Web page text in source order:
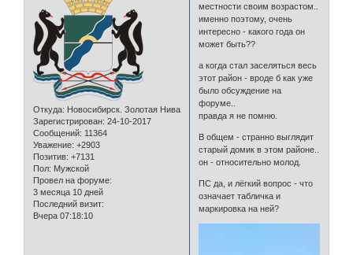
Откуда: Новосибирск. Золотая Нива
Зарегистрирован: 24-10-2017
Сообщений: 11364
Уважение: +2903
Позитив: +7131
Пол: Мужской
Провел на форуме:
3 месяца 10 дней
Последний визит:
Вчера 07:18:10
местности своим возрастом..
именно поэтому, очень
интересно - какого года он
может быть??
а когда стал заселяться весь
этот район - вроде б как уже
было обсуждение на
форуме..
правда я не помню.
В общем - странно выглядит
старый домик в этом районе..
он - относительно молод.
ПС да, и лёгкий вопрос - что
означает табличка и
маркировка на ней?